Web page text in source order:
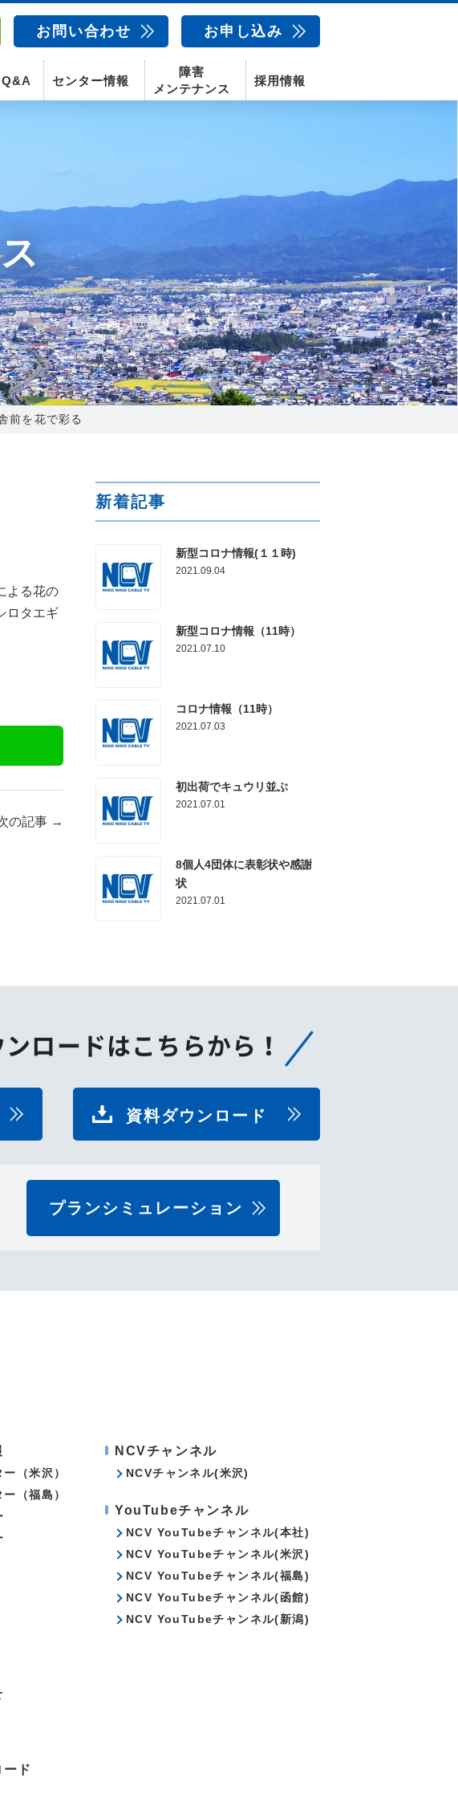
山字一本松17-1-1
173-577
9:15～18:00
区山田2310-39
210-1200
9:00～18:00
お問い合わせ お申し込み
AIカメラ
動画配信サービス
Q&A センター情報
梗町379-31
34-2525
9:00～18:00
番組情報
〒950-1189
新潟県新潟市西区山田2310-39
025-210-1200
営業時間 9:00～18:00
障害
メンテナンス
採用情報
前を花で彩る
よる花の
ロタエギ
の記事 →
新着記事
新型コロナ情報(１１時)
2021.09.04
新型コロナ情報（11時）
2021.07.10
コロナ情報（11時）
2021.07.03
初出荷でキュウリ並ぶ
2021.07.01
8個人4団体に表彰状や感謝
状
2021.07.01
ロードはこちらから！
資料ダウンロード
プランシミュレーション
（米沢）
（福島）
ド
NCVチャンネル
NCVチャンネル(米沢)
YouTubeチャンネル
NCV YouTubeチャンネル(本社)
NCV YouTubeチャンネル(米沢)
NCV YouTubeチャンネル(福島)
NCV YouTubeチャンネル(函館)
NCV YouTubeチャンネル(新潟)